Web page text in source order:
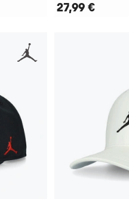
27,99 €